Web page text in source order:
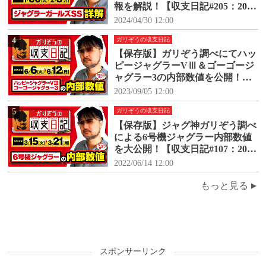
報を解説！【収支日記#205：2024
年1月30日(火)～2024年2月5日
(月)】
2024/04/30 12:00
4 ガリぞうの収支日記
【保存版】ガリぞう調べにてハッ
ピージャグラーVⅢ＆ゴーゴージ
ャグラー3の内部数値を公開！
【収支日記#171：2023年6月6日
(火)～6月12日(月)】
2023/09/05 12:00
5 ガリぞうの収支日記
【保存版】ジャグ神ガリぞう調べ
による6号機ジャグラー内部数値
を大公開！【収支日記#107：2022
年3月15日(火)～3月21日(月)】
2022/06/14 12:00
もっと見る
スポンサーリンク